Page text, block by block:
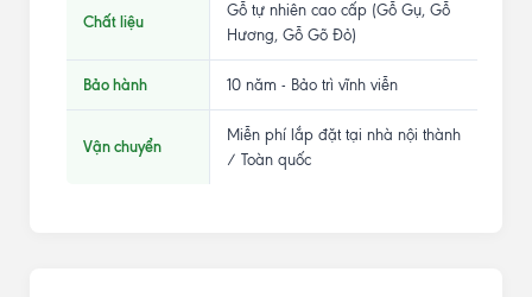
Chất liệu
Gỗ tự nhiên cao cấp (Gỗ Gụ, Gỗ
Hương, Gỗ Gõ Đỏ)
Bảo hành 10 năm - Bảo trì vĩnh viễn
Vận chuyển
Miễn phí lắp đặt tại nhà nội thành
/ Toàn quốc